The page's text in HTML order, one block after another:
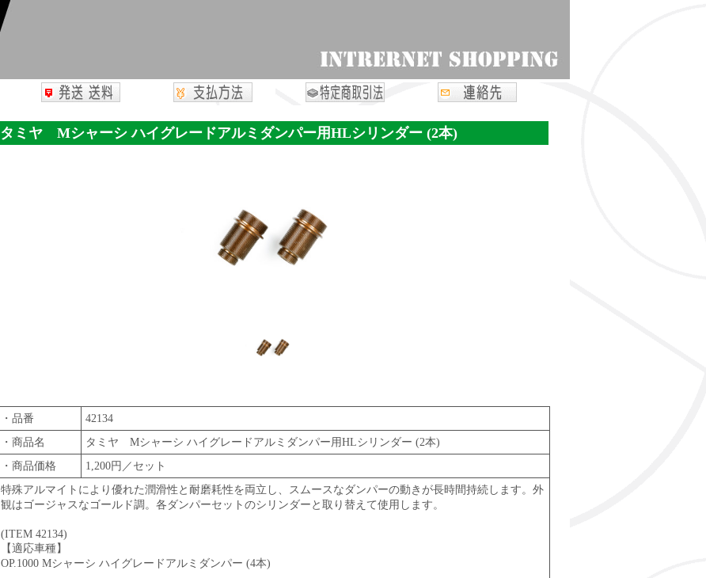
タミヤ Mシャーシ ハイグレードアルミダンパー用HLシリンダー (2本)
・品番
42134
・商品名
タミヤ Mシャーシ ハイグレードアルミダンパー用HLシリンダー (2本)
・商品価格
1,200円／セット
特殊アルマイトにより優れた潤滑性と耐磨耗性を両立し、スムースなダンパーの動きが長時間持続します。外
観はゴージャスなゴールド調。各ダンパーセットのシリンダーと取り替えて使用します。
(ITEM 42134)
【適応車種】
OP.1000 Mシャーシ ハイグレードアルミダンパー (4本)